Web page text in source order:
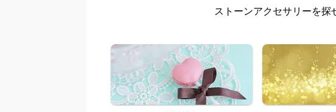
ストーンアクセサリーを探